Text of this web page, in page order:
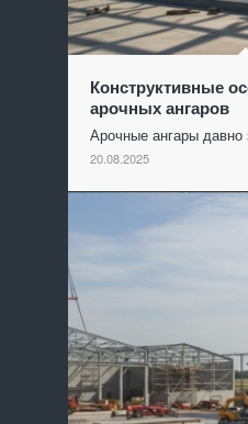
Конструктивные
арочных ангаров
Арочные ангары
20.08.2025